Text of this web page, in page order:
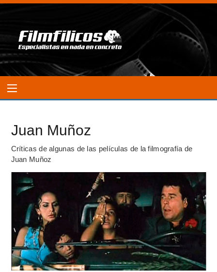
Juan Muñoz
Críticas de algunas de las películas de la filmografía de
Juan Muñoz